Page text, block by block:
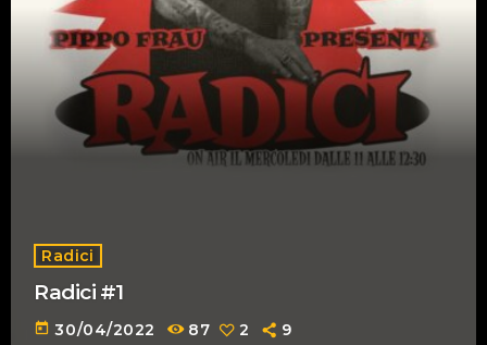
Radici
Radici #1
today 30/04/2022 87 2 9